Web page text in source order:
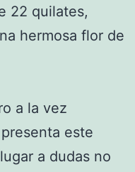
22 quilates,
hermosa flor de
a la vez
este
a dudas no